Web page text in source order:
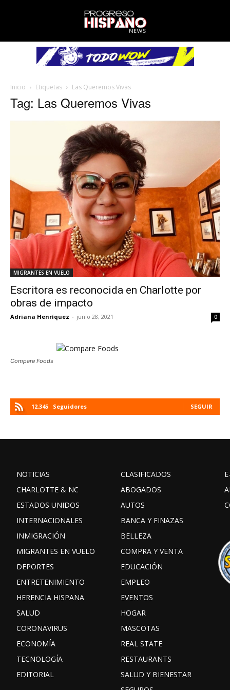
Inicio Etiquetas Las Queremos Vivas
Tag: Las Queremos Vivas
MIGRANTES EN VUELO
Escritora es reconocida en Charlotte por
obras de impacto
Adriana Henríquez - junio 28, 2021 0
Compare Foods
12,345 Seguidores SEGUIR
NOTICIAS
CHARLOTTE & NC
ESTADOS UNIDOS
INTERNACIONALES
INMIGRACIÓN
MIGRANTES EN VUELO
DEPORTES
ENTRETENIMIENTO
HERENCIA HISPANA
SALUD
CORONAVIRUS
ECONOMÍA
TECNOLOGÍA
EDITORIAL
CLASIFICADOS
ABOGADOS
AUTOS
BANCA Y FINAZAS
BELLEZA
COMPRA Y VENTA
EDUCACIÓN
EMPLEO
EVENTOS
HOGAR
MASCOTAS
REAL STATE
RESTAURANTS
SALUD Y BIENESTAR